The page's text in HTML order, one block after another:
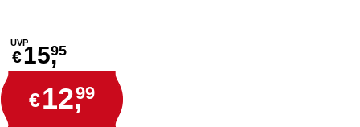
UVP
€15,95
€12,99